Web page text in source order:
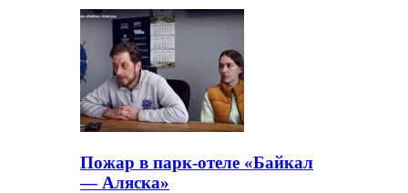
Пожар в парк-отеле «Байкал
— Аляска»